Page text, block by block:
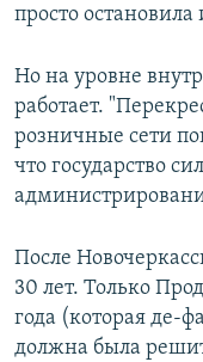
просто
Но на уровне
работает.
розничные сети
что государство
После
30 лет. Только
года (которая де-
должна была